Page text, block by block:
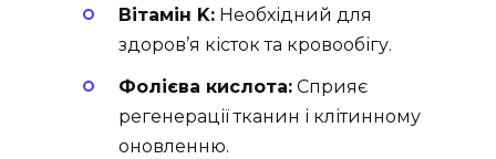
Вітамін K: Необхідний для
здоров’я кісток та кровообігу.
Фолієва кислота: Сприяє
регенерації тканин і клітинному
оновленню.